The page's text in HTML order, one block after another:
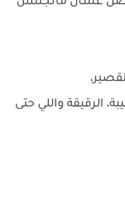
الرقيقة واللي حتى